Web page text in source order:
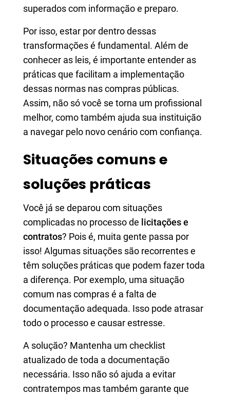
superados com informação e preparo.
Por isso, estar por dentro dessas
transformações é fundamental. Além de
conhecer as leis, é importante entender as
práticas que facilitam a implementação
dessas normas nas compras públicas.
Assim, não só você se torna um profissional
melhor, como também ajuda sua instituição
a navegar pelo novo cenário com confiança.
Situações comuns e
soluções práticas
Você já se deparou com situações
complicadas no processo de licitações e
contratos? Pois é, muita gente passa por
isso! Algumas situações são recorrentes e
têm soluções práticas que podem fazer toda
a diferença. Por exemplo, uma situação
comum nas compras é a falta de
documentação adequada. Isso pode atrasar
todo o processo e causar estresse.
A solução? Mantenha um checklist
atualizado de toda a documentação
necessária. Isso não só ajuda a evitar
contratempos mas também garante que